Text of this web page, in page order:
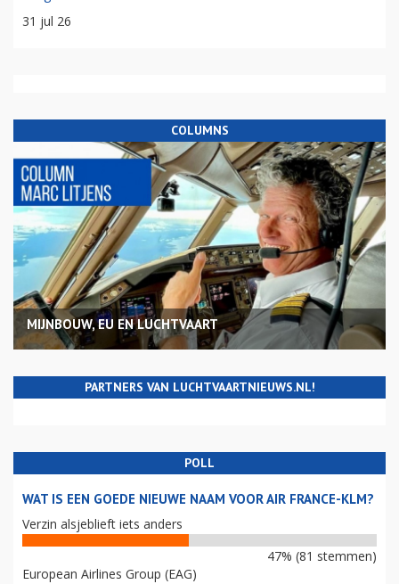
31 jul 26
COLUMNS
MIJNBOUW, EU EN LUCHTVAART
PARTNERS VAN LUCHTVAARTNIEUWS.NL!
POLL
WAT IS EEN GOEDE NIEUWE NAAM VOOR AIR FRANCE-KLM?
Verzin alsjeblieft iets anders
47% (81 stemmen)
European Airlines Group (EAG)